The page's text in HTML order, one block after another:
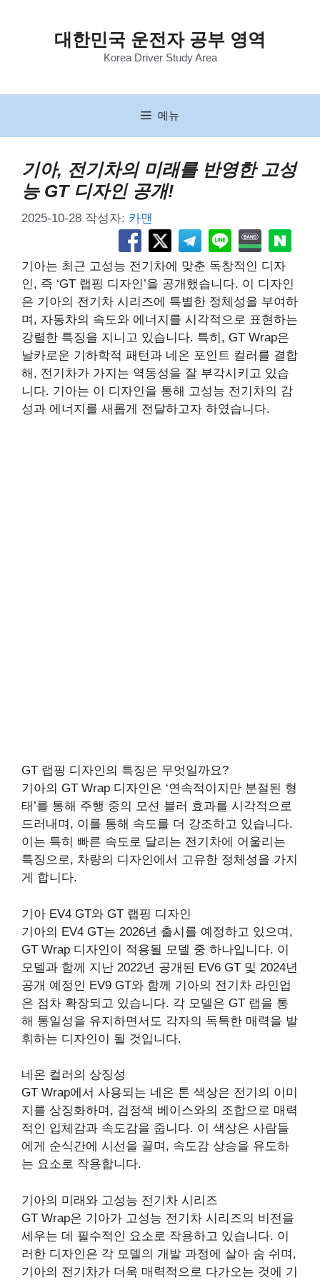
너
대한민국 운전자 공부 영역
Korea Driver Study Area
메뉴
기아, 전기차의 미래를 반영한 고성
능 GT 디자인 공개!
2025-10-28 작성자: 카맨
기아는 최근 고성능 전기차에 맞춘 독창적인 디자
인, 즉 ‘GT 랩핑 디자인’을 공개했습니다. 이 디자인
은 기아의 전기차 시리즈에 특별한 정체성을 부여하
며, 자동차의 속도와 에너지를 시각적으로 표현하는
강렬한 특징을 지니고 있습니다. 특히, GT Wrap은
날카로운 기하학적 패턴과 네온 포인트 컬러를 결합
해, 전기차가 가지는 역동성을 잘 부각시키고 있습
니다. 기아는 이 디자인을 통해 고성능 전기차의 감
성과 에너지를 새롭게 전달하고자 하였습니다.
GT 랩핑 디자인의 특징은 무엇일까요?
기아의 GT Wrap 디자인은 ‘연속적이지만 분절된 형
태’를 통해 주행 중의 모션 블러 효과를 시각적으로
드러내며, 이를 통해 속도를 더 강조하고 있습니다.
이는 특히 빠른 속도로 달리는 전기차에 어울리는
특징으로, 차량의 디자인에서 고유한 정체성을 가지
게 합니다.
기아 EV4 GT와 GT 랩핑 디자인
기아의 EV4 GT는 2026년 출시를 예정하고 있으며,
GT Wrap 디자인이 적용될 모델 중 하나입니다. 이
모델과 함께 지난 2022년 공개된 EV6 GT 및 2024년
공개 예정인 EV9 GT와 함께 기아의 전기차 라인업
은 점차 확장되고 있습니다. 각 모델은 GT 랩을 통
해 통일성을 유지하면서도 각자의 독특한 매력을 발
휘하는 디자인이 될 것입니다.
네온 컬러의 상징성
GT Wrap에서 사용되는 네온 톤 색상은 전기의 이미
지를 상징화하며, 검정색 베이스와의 조합으로 매력
적인 입체감과 속도감을 줍니다. 이 색상은 사람들
에게 순식간에 시선을 끌며, 속도감 상승을 유도하
는 요소로 작용합니다.
기아의 미래와 고성능 전기차 시리즈
GT Wrap은 기아가 고성능 전기차 시리즈의 비전을
세우는 데 필수적인 요소로 작용하고 있습니다. 이
러한 디자인은 각 모델의 개발 과정에 살아 숨 쉬며,
기아의 전기차가 더욱 매력적으로 다가오는 것에 기